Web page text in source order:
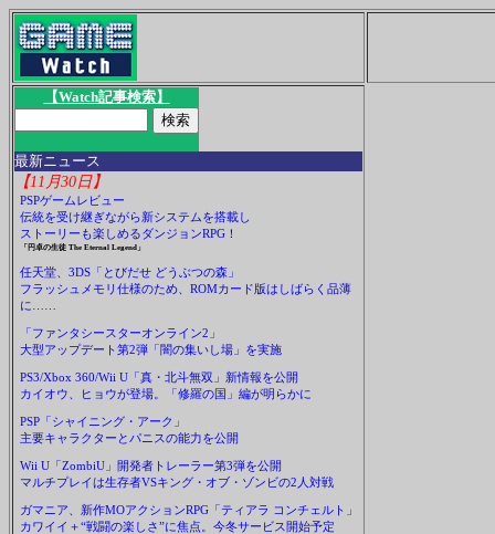
【Watch記事検索】
最新ニュース
【11月30日】
PSPゲームレビュー
伝統を受け継ぎながら新システムを搭載し
ストーリーも楽しめるダンジョンRPG！
「円卓の生徒 The Eternal Legend」
任天堂、3DS「とびだせ どうぶつの森」
フラッシュメモリ仕様のため、ROMカード版はしばらく品薄
に……
「ファンタシースターオンライン2」
大型アップデート第2弾「闇の集いし場」を実施
PS3/Xbox 360/Wii U「真・北斗無双」新情報を公開
カイオウ、ヒョウが登場。「修羅の国」編が明らかに
PSP「シャイニング・アーク」
主要キャラクターとパニスの能力を公開
Wii U「ZombiU」開発者トレーラー第3弾を公開
マルチプレイは生存者VSキング・オブ・ゾンビの2人対戦
ガマニア、新作MOアクションRPG「ティアラ コンチェルト」
カワイイ＋“戦闘の楽しさ”に焦点。今冬サービス開始予定